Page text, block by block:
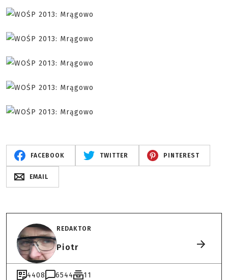
FACEBOOK TWITTER PINTEREST
EMAIL
REDAKTOR
Piotr
4408 6544 11